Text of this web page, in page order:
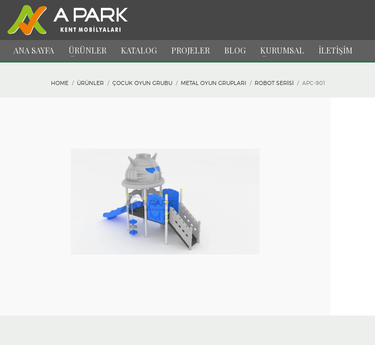
ANA SAYFA ÜRÜNLER KATALOG PROJELER BLOG KURUMSAL İLETİŞİM
HOME ÜRÜNLER ÇOCUK OYUN GRUBU METAL OYUN GRUPLARI ROBOT SERISI APC-901